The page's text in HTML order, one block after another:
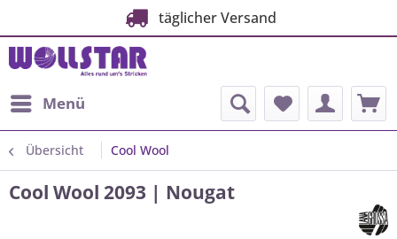
täglicher Versand
Menü
Übersicht Cool Wool
Cool Wool 2093 | Nougat